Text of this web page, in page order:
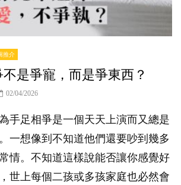
推介
是爭寵，而是爭東西？
02/04/2026
手足相爭是一個天天上演而又總是
一想像到不知道他們還要吵到幾多
情。不知道這樣說能否讓你感覺好
世上每個二孩或多孩家庭也必然會